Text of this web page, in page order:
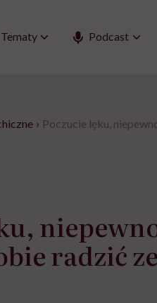
Tematy Podcast
› Poczucie lęku,
radzić ze